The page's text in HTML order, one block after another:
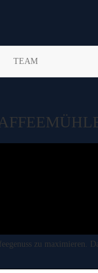
TEAM
zu maximieren.